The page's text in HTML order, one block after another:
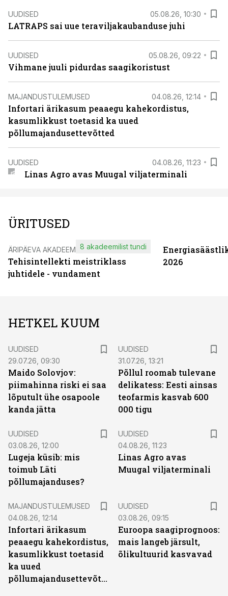
UUDISED 05.08.26, 10:30
LATRAPS sai uue teraviljakaubanduse juhi
UUDISED 05.08.26, 09:22
Vihmane juuli pidurdas saagikoristust
MAJANDUSTULEMUSED 04.08.26, 12:14
Infortari ärikasum peaaegu kahekordistus,
kasumlikkust toetasid ka uued
põllumajandusettevõtted
UUDISED 04.08.26, 11:23
Linas Agro avas Muugal viljaterminali
ÜRITUSED
ÄRIPÄEVA AKADEEMIA
Tehisintellekti meistriklass
juhtidele - vundament
8 akadeemilist tundi
2026
HETKEL KUUM
UUDISED
29.07.26, 09:30
Maido Solovjov:
piimahinna riski ei saa
lõputult ühe osapoole
kanda jätta
UUDISED
31.07.26, 13:21
Põllul roomab tulevane
delikatess: Eesti ainsas
teofarmis kasvab 600
000 tigu
UUDISED
03.08.26, 12:00
Lugeja küsib: mis
toimub Läti
põllumajanduses?
UUDISED
04.08.26, 11:23
Linas Agro avas
Muugal viljaterminali
MAJANDUSTULEMUSED
04.08.26, 12:14
Infortari ärikasum
peaaegu kahekordistus,
kasumlikkust toetasid
ka uued
põllumajandusettevõtted
UUDISED
03.08.26, 09:15
Euroopa saagiprognoos:
mais langeb järsult,
õlikultuurid kasvavad